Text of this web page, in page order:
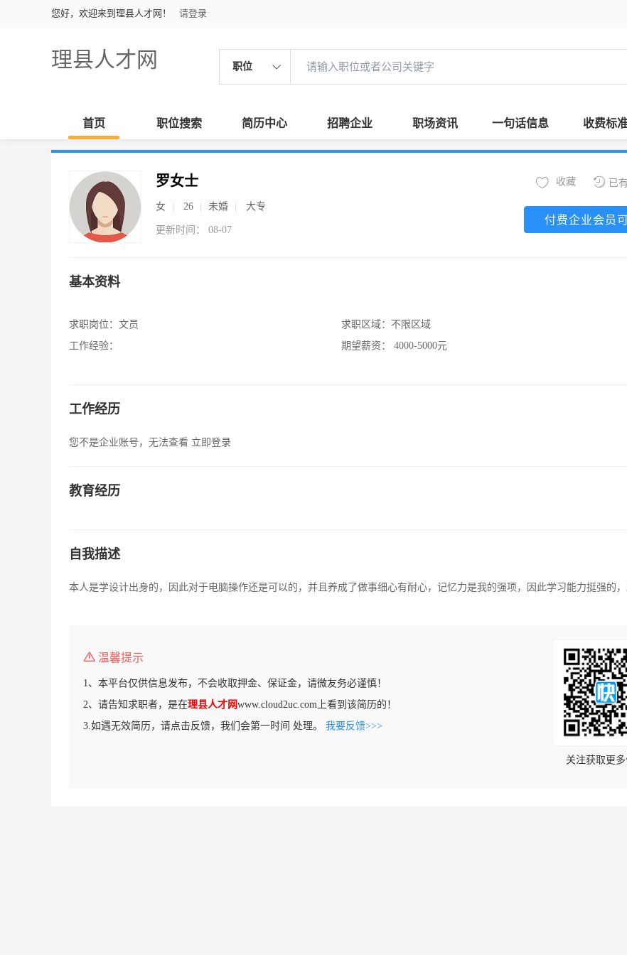
您好，欢迎来到理县人才网！ 请登录
理县人才网 职位
首页 职位搜索 简历中心 招聘企业 职场资讯 一句话信息 收费标
罗女士
女 26 未婚 大专
更新时间： 08-07
已
收藏
付费企业会员
基本资料
求职岗位： 文员
工作经验：
求职区域： 不限区域
期望薪资：
4000-5000元
工作经历
您不是企业账号，无法查看 立即登录
教育经历
自我描述
本人是学设计出身的，因此对于电脑操作还是可以的，并且养成了做事细心有耐心，记忆力是我的强项，因此学习能力挺强的，
温馨提示
1、本平台仅供信息发布，不会收取押金、保证金，请微友务必谨慎！
2、请告知求职者，是在理县人才网www.cloud2uc.com上看到该简历的！
3.如遇无效简历，请点击反馈，我们会第一时间 处理。 我要反馈>>>
关注获取更